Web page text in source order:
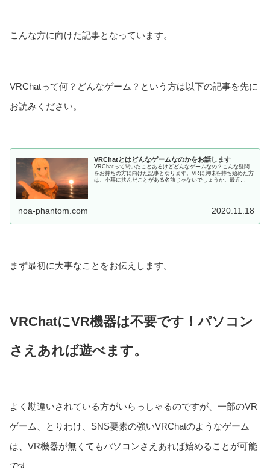
こんな方に向けた記事となっています。
VRChatって何？どんなゲーム？という方は以下の記事を先に
お読みください。
VRChatとはどんなゲームなのかをお話します
VRChatって聞いたことあるけどどんなゲームなの？こんな疑問
をお持ちの方に向けた記事となります。VRに興味を持ち始めた方
は、小耳に挟んだことがある名前じゃないでしょうか。最近
noa-phantom.com 2020.11.18
まず最初に大事なことをお伝えします。
VRChatにVR機器は不要です！パソコン
さえあれば遊べます。
よく勘違いされている方がいらっしゃるのですが、一部のVR
ゲーム、とりわけ、SNS要素の強いVRChatのようなゲーム
は、VR機器が無くてもパソコンさえあれば始めることが可能
です。